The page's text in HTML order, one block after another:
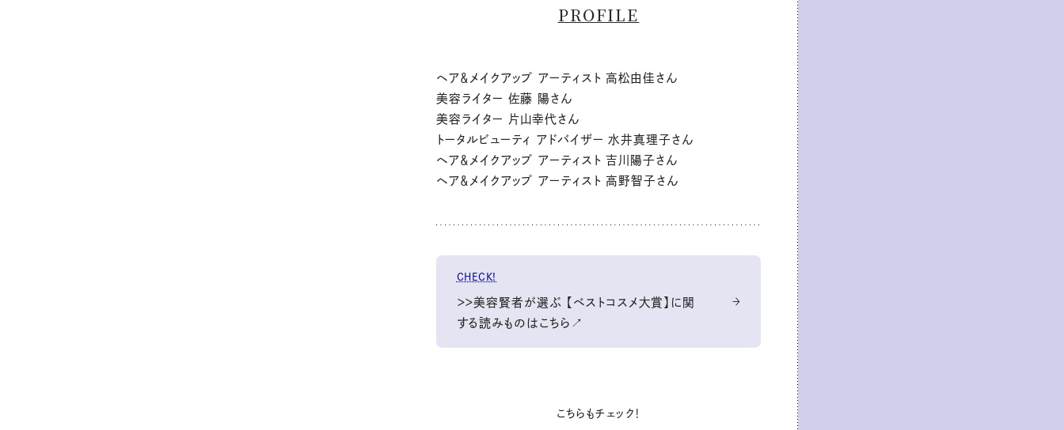
PROFILE
ヘア＆メイクアップ アーティスト 高松由佳さん
美容ライター 佐藤 陽さん
美容ライター 片山幸代さん
トータルビューティ アドバイザー 水井真理子さん
ヘア＆メイクアップ アーティスト 吉川陽子さん
ヘア＆メイクアップ アーティスト 高野智子さん
CHECK!
＞＞美容賢者が選ぶ 【ベストコスメ大賞】に関
する読みものはこちら↗
こちらもチェック！